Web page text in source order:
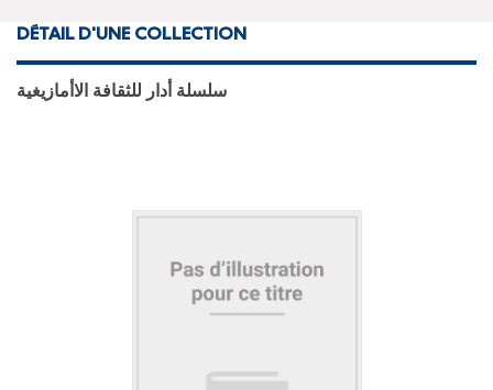
DÉTAIL D'UNE COLLECTION
سلسلة أدار للثقافة الاأمازيغية